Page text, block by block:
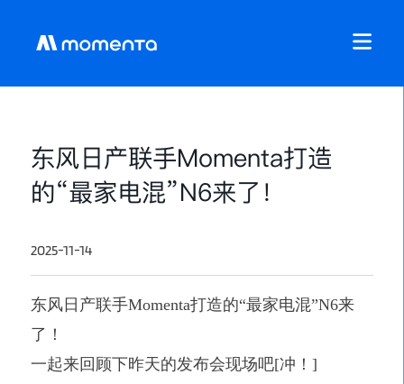
东风日产联手Momenta打造
的“最家电混”N6来了！
2025-11-14
东风日产联手Momenta打造的“最家电混”N6来
了！
一起来回顾下昨天的发布会现场吧[冲！]